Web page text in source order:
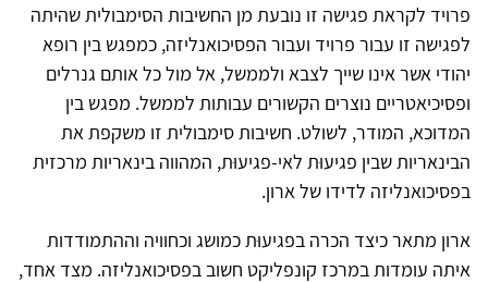
פרויד לקראת פגישה זו נובעת מן החשיבות הסימבולית שהיתה
לפגישה זו עבור פרויד ועבור הפסיכואנליזה, כמפגש בין רופא
יהודי אשר אינו שייך לצבא ולממשל, אל מול כל אותם גנרלים
ופסיכיאטריים נוצרים הקשורים עבותות לממשל. מפגש בין
המדוכא, המודר, לשולט. חשיבות סימבולית זו משקפת את
הבינאריות שבין פגיעוּת לאי-פגיעוּת, המהווה בינאריות מרכזית
בפסיכואנליזה לדידו של ארון.
ארון מתאר כיצד הכרה בפגיעוּת כמושג וכחוויה וההתמודדות
איתה עומדות במרכז קונפליקט חשוב בפסיכואנליזה. מצד אחד,